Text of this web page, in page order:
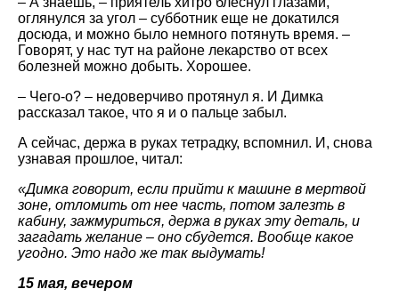
оглянулся за угол – субботник еще не докатился
досюда, и можно было немного потянуть время. –
Говорят, у нас тут на районе лекарство от всех
болезней можно добыть. Хорошее.
– Чего-о? – недоверчиво протянул я. И Димка
рассказал такое, что я и о пальце забыл.
А сейчас, держа в руках тетрадку, вспомнил. И, снова
узнавая прошлое, читал:
«Димка говорит, если прийти к машине в мертвой
зоне, отломить от нее часть, потом залезть в
кабину, зажмуриться, держа в руках эту деталь, и
загадать желание – оно сбудется. Вообще какое
угодно. Это надо же так выдумать!
15 мая, вечером